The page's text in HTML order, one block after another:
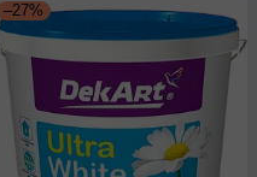
–27%